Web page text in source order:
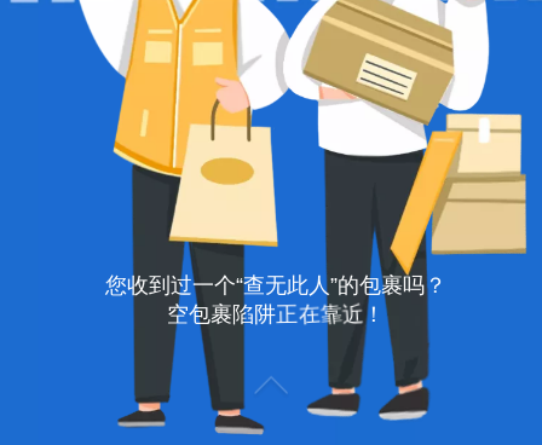
您收到过一个“查无此人”的包裹吗？
空包裹陷 阱正在靠近！